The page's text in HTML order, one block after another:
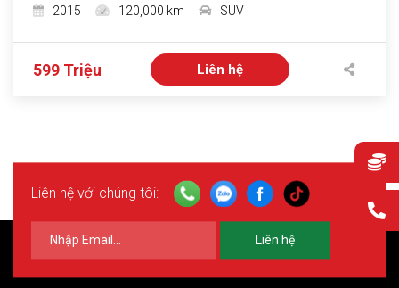
2015
120,000 km SUV
599 Triệu Liên hệ
Liên hệ với chúng tôi:
Liên hệ